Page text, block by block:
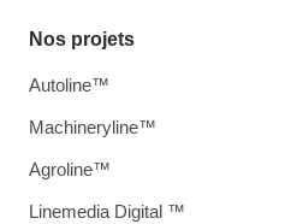
Nos projets
Autoline™
Machineryline™
Agroline™
Linemedia Digital ™